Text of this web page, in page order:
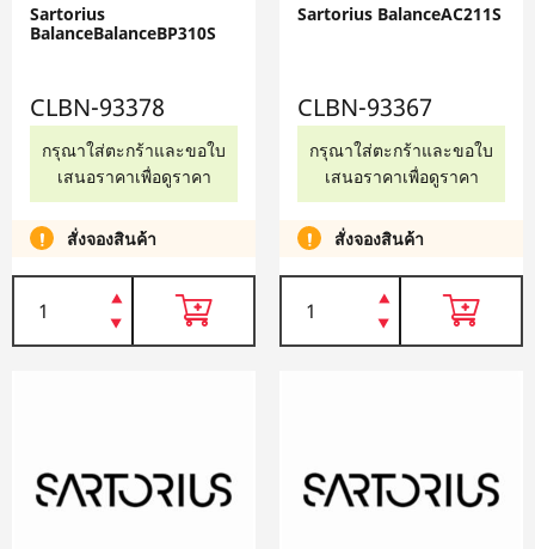
Sartorius
BalanceBalanceBP310S
CLBN-93378
กรุณาใส่ตะกร้าและขอใบ
เสนอราคาเพื่อดูราคา
สั่งจองสินค้า
Sartorius BalanceAC211S
CLBN-93367
กรุณาใส่ตะกร้าและขอใบ
เสนอราคาเพื่อดูราคา
สั่งจองสินค้า